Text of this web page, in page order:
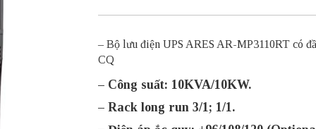
– Bộ lưu điện UPS ARES AR-MP3110RT có
CQ
– Công suất: 10KVA/10KW.
– Rack long run 3/1; 1/1.